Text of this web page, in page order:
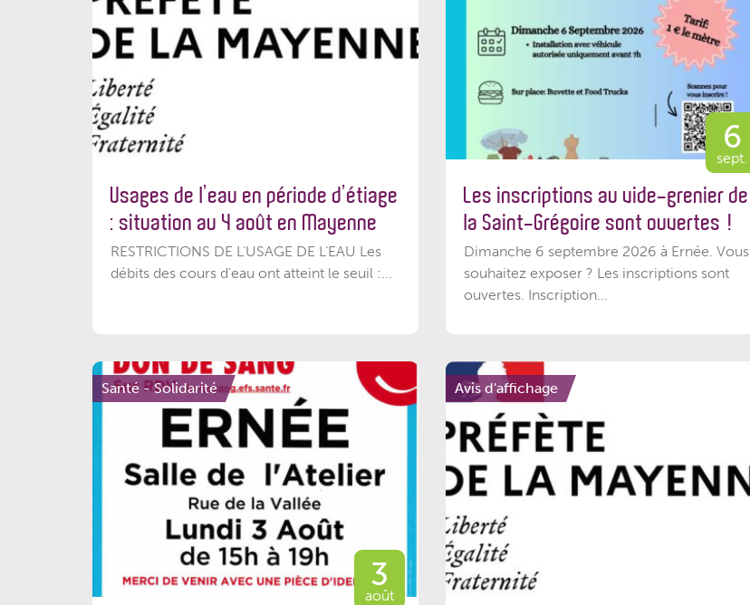
Usages de l’eau en période d’étiage
: situation au 4 août en Mayenne
RESTRICTIONS DE L’USAGE DE L’EAU Les
débits des cours d'eau ont atteint le seuil :...
6
sept.
Les inscriptions au vide-grenier de
la Saint-Grégoire sont ouvertes !
Dimanche 6 septembre 2026 à Ernée. Vous
souhaitez exposer ? Les inscriptions sont
ouvertes. Inscription...
Santé - Solidarité
3
août
Avis d'affichage